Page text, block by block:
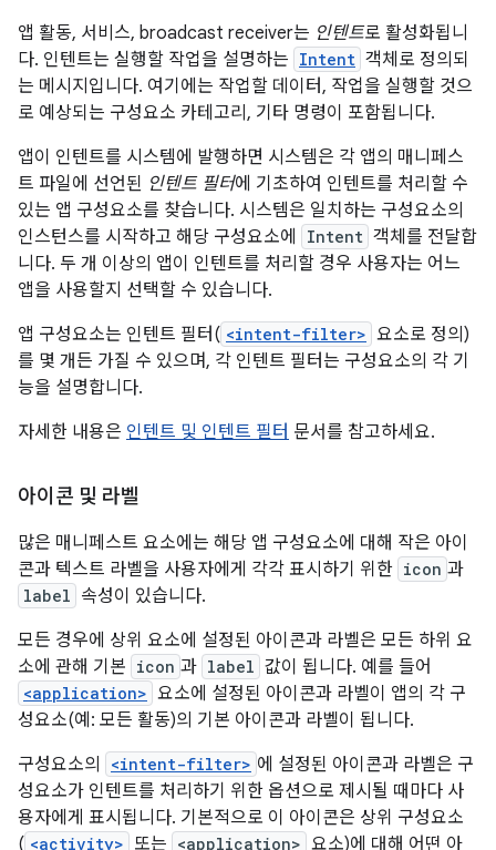
앱 활동, 서비스, broadcast receiver는 인텐트로 활성화됩니
다. 인텐트는 실행할 작업을 설명하는 Intent 객체로 정의되
는 메시지입니다. 여기에는 작업할 데이터, 작업을 실행할 것으
로 예상되는 구성요소 카테고리, 기타 명령이 포함됩니다.
앱이 인텐트를 시스템에 발행하면 시스템은 각 앱의 매니페스
트 파일에 선언된 인텐트 필터에 기초하여 인텐트를 처리할 수
있는 앱 구성요소를 찾습니다. 시스템은 일치하는 구성요소의
인스턴스를 시작하고 해당 구성요소에
Intent 객체를 전달합
니다. 두 개 이상의 앱이 인텐트를 처리할 경우 사용자는 어느
앱을 사용할지 선택할 수 있습니다.
앱 구성요소는 인텐트 필터( <intent-filter> 요소로 정의)
를 몇 개든 가질 수 있으며, 각 인텐트 필터는 구성요소의 각 기
능을 설명합니다.
자세한 내용은 인텐트 및 인텐트 필터 문서를 참고하세요.
아이콘 및 라벨
많은 매니페스트 요소에는 해당 앱 구성요소에 대해 작은 아이
콘과 텍스트 라벨을 사용자에게 각각 표시하기 위한 icon 과
label 속성이 있습니다.
모든 경우에 상위 요소에 설정된 아이콘과 라벨은 모든 하위 요
소에 관해 기본 icon 과 label 값이 됩니다. 예를 들어
<application> 요소에 설정된 아이콘과 라벨이 앱의 각 구
성요소(예: 모든 활동)의 기본 아이콘과 라벨이 됩니다.
구성요소의
<intent-filter> 에 설정된 아이콘과 라벨은 구
성요소가 인텐트를 처리하기 위한 옵션으로 제시될 때마다 사
용자에게 표시됩니다. 기본적으로 이 아이콘은 상위 구성요소
( <activity> 또는 <application> 요소)에 대해 어떤 아